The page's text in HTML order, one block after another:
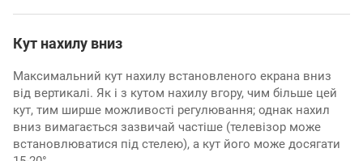
Кут нахилу вниз
Максимальний кут нахилу встановленого екрана вниз
від вертикалі. Як і з кутом нахилу вгору, чим більше цей
кут, тим ширше можливості регулювання; однак нахил
вниз вимагається зазвичай частіше (телевізор може
встановлюватися під стелею), а кут його може досягати